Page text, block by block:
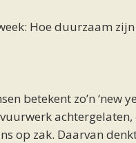
Hoe duurzaam zijn
betekent zo’n ‘new
achtergelaten,
op zak. Daarvan